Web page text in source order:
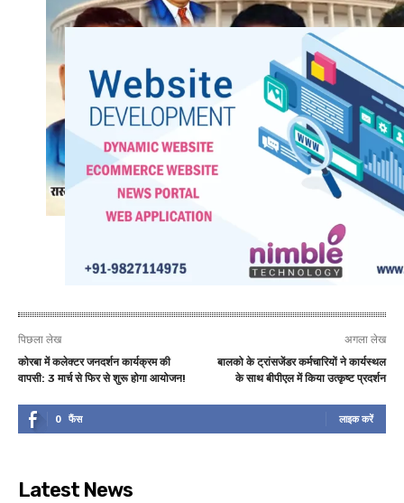
Next
पिछला लेख
कोरबा में कलेक्टर जनदर्शन कार्यक्रम की
वापसी: 3 मार्च से फिर से शुरू होगा आयोजन!
अगला लेख
बालको के ट्रांसजेंडर कर्मचारियों ने कार्यस्थल
के साथ बीपीएल में किया उत्कृष्ट प्रदर्शन
0 फैंस लाइक करें
Latest News